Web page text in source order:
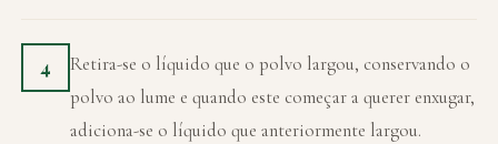
4
Retira-se o líquido que o polvo largou, conservando o
polvo ao lume e quando este começar a querer enxugar,
adiciona-se o líquido que anteriormente largou.